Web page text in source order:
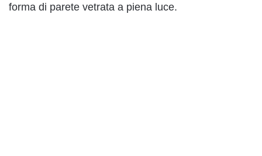
forma di parete vetrata a piena luce.